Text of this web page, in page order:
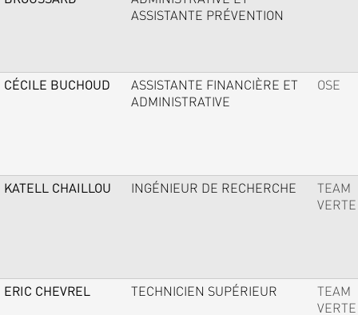
ASSISTANTE PRÉVENTION
CÉCILE BUCHOUD
ASSISTANTE FINANCIÈRE ET
ADMINISTRATIVE
OSE
KATELL CHAILLOU INGÉNIEUR DE RECHERCHE
TEAM
VERTE
ERIC CHEVREL TECHNICIEN SUPÉRIEUR
TEAM
VERTE